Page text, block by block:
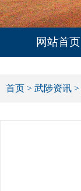
网站首页
首页 > 武陟资讯 >